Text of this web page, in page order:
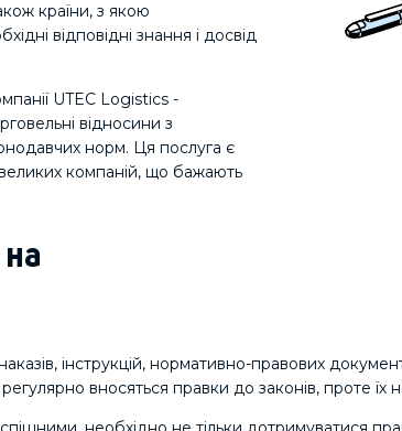
країни, з якою
відповідні знання і досвід
UTEC Logistics -
відносини з
норм. Ця послуга є
великих компаній, що бажають
інструкцій, нормативно-правових
вносяться правки до законів, проте їх